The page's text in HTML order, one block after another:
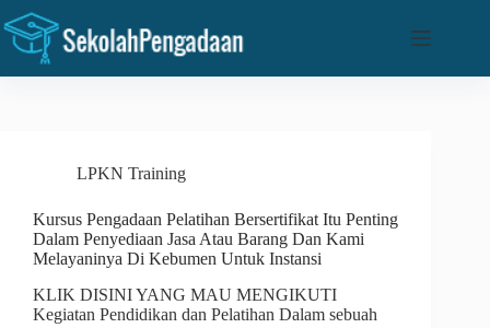
Skip
to
content
LPKN Training
Kursus Pengadaan Pelatihan Bersertifikat Itu Penting
Dalam Penyediaan Jasa Atau Barang Dan Kami
Melayaninya Di Kebumen Untuk Instansi
KLIK DISINI YANG MAU MENGIKUTI
Kegiatan Pendidikan dan Pelatihan Dalam sebuah